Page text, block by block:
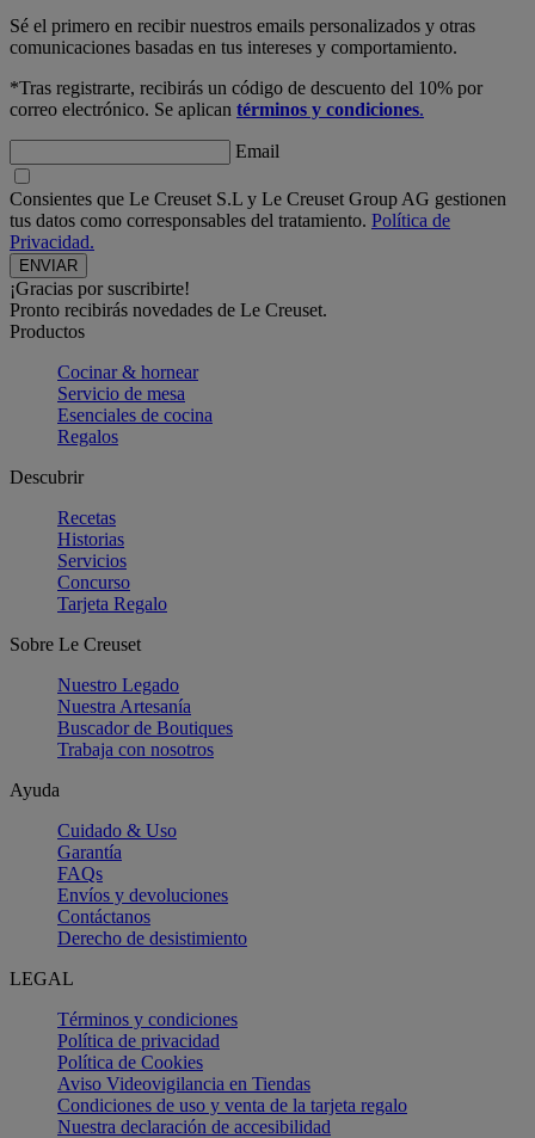
Sé el primero en recibir nuestros emails personalizados y otras
comunicaciones basadas en tus intereses y comportamiento.
*Tras registrarte, recibirás un código de descuento del 10% por
correo electrónico. Se aplican términos y condiciones.
Email
Consientes que Le Creuset S.L y Le Creuset Group AG gestionen
tus datos como corresponsables del tratamiento. Política de
Privacidad.
¡Gracias por suscribirte!
Pronto recibirás novedades de Le Creuset.
Productos
Cocinar & hornear
Servicio de mesa
Esenciales de cocina
Regalos
Descubrir
Recetas
Historias
Servicios
Concurso
Tarjeta Regalo
Sobre Le Creuset
Nuestro Legado
Nuestra Artesanía
Buscador de Boutiques
Trabaja con nosotros
Ayuda
Cuidado & Uso
Garantía
FAQs
Envíos y devoluciones
Contáctanos
Derecho de desistimiento
LEGAL
Términos y condiciones
Política de privacidad
Política de Cookies
Aviso Videovigilancia en Tiendas
Condiciones de uso y venta de la tarjeta regalo
Nuestra declaración de accesibilidad